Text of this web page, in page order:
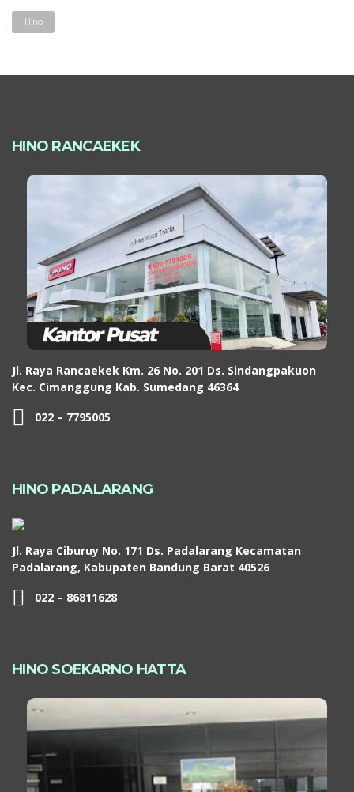
Hino
HINO RANCAEKEK
Jl. Raya Rancaekek Km. 26 No. 201 Ds. Sindangpakuon
Kec. Cimanggung Kab. Sumedang 46364
022 – 7795005
HINO PADALARANG
Jl. Raya Ciburuy No. 171 Ds. Padalarang Kecamatan
Padalarang, Kabupaten Bandung Barat 40526
022 – 86811628
HINO SOEKARNO HATTA